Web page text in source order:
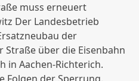
muss erneuert
Der Landesbetrieb
der
über die Eisenbahn
in Aachen-Richterich.